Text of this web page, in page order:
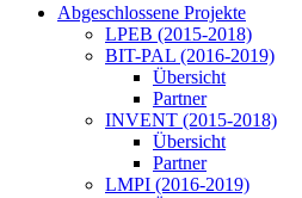
Abgeschlossene Projekte
LPEB (2015-2018)
BIT-PAL (2016-2019)
Übersicht
Partner
INVENT (2015-2018)
Übersicht
Partner
LMPI (2016-2019)